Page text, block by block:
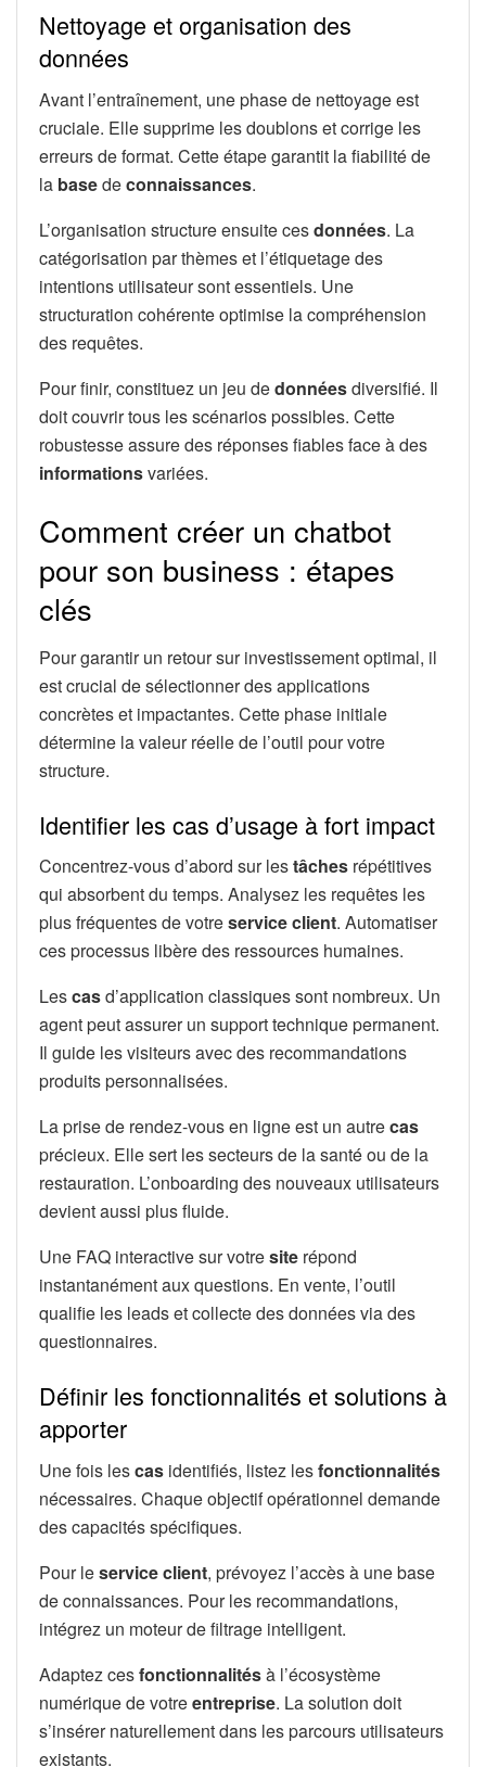
Nettoyage et organisation des
données
Avant l’entraînement, une phase de nettoyage est
cruciale. Elle supprime les doublons et corrige les
erreurs de format. Cette étape garantit la fiabilité de
la basedeconnaissances.
L’organisation structure ensuite cesdonnées. La
catégorisation par thèmes et l’étiquetage des
intentions utilisateur sont essentiels. Une
structuration cohérente optimise la compréhension
des requêtes.
Pour finir, constituez un jeu dedonnéesdiversifié. Il
doit couvrir tous les scénarios possibles. Cette
robustesse assure des réponses fiables face à des
informationsvariées.
Comment créer un chatbot
pour son business : étapes
clés
Pour garantir un retour sur investissement optimal, il
est crucial de sélectionner des applications
concrètes et impactantes. Cette phase initiale
détermine la valeur réelle de l’outil pour votre
structure.
Identifier les cas d’usage à fort impact
Concentrez-vous d’abord sur lestâches répétitives
qui absorbent du temps. Analysez les requêtes les
plus fréquentes de votreservice client. Automatiser
ces processus libère des ressources humaines.
Lescasd’application classiques sont nombreux. Un
agent peut assurer un support technique permanent.
Il guide les visiteurs avec des recommandations
produits personnalisées.
La prise de rendez-vous en ligne est un autrecas
précieux. Elle sert les secteurs de la santé ou de la
restauration. L’onboarding des nouveaux utilisateurs
devient aussi plus fluide.
Une FAQ interactive sur votresite répond
instantanément aux questions. En vente, l’outil
qualifie les leads et collecte des données via des
questionnaires.
Définir les fonctionnalités et solutions à
apporter
Une fois lescas identifiés, listez lesfonctionnalités
nécessaires. Chaque objectif opérationnel demande
des capacités spécifiques.
Pour leservice client, prévoyez l’accès à une base
de connaissances. Pour les recommandations,
intégrez un moteur de filtrage intelligent.
Adaptez cesfonctionnalitésà l’écosystème
numérique de votreentreprise. La solution doit
s’insérer naturellement dans les parcours utilisateurs
existants.